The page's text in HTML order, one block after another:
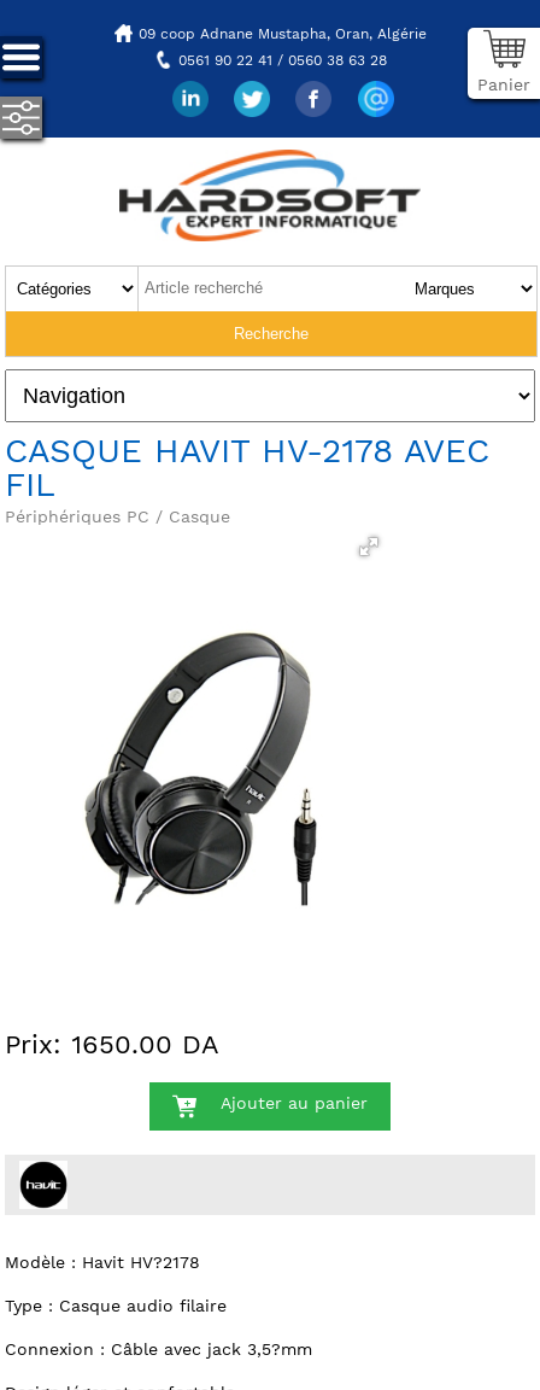
09 coop Adnane Mustapha, Oran, Algérie
0561 90 22 41 / 0560 38 63 28
Panier
CASQUE HAVIT HV-2178 AVEC
FIL
Périphériques PC / Casque
Prix: 1650.00 DA
Ajouter au panier
Modèle : Havit HV?2178
Type : Casque audio filaire
Connexion : Câble avec jack 3,5?mm